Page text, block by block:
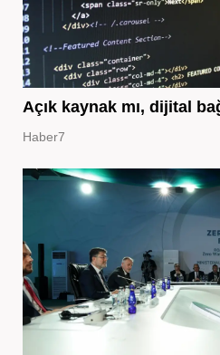
Açık kaynak mı, dijital
Haber7